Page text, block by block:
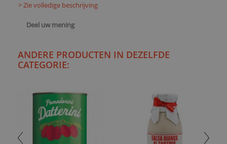
> Zie volledige beschrijving
Deel uw mening
ANDERE PRODUCTEN IN DEZELFDE
CATEGORIE: